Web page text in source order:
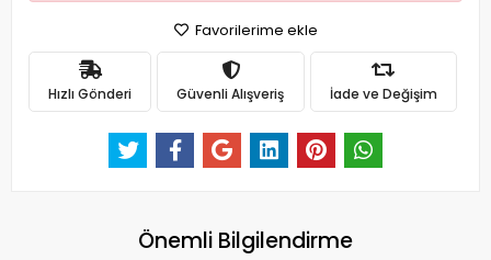
Favorilerime ekle
Hızlı Gönderi Güvenli Alışveriş İade ve Değişim
Önemli Bilgilendirme